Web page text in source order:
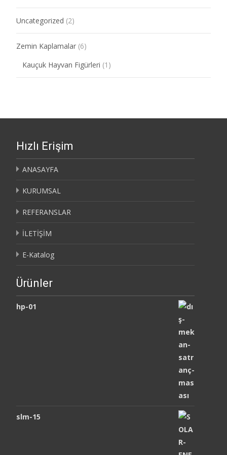
Uncategorized (2)
Zemin Kaplamalar (6)
Kauçuk Hayvan Figürleri (1)
Hızlı Erişim
ANASAYFA
KURUMSAL
REFERANSLAR
İLETİŞİM
E-Katalog
Ürünler
hp-01
slm-15